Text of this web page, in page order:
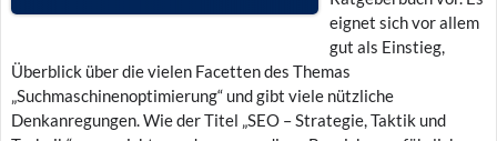
eignet sich vor allem
gut als Einstieg,
Überblick über die vielen Facetten des Themas
„Suchmaschinenoptimierung“ und gibt viele nützliche
Denkanregungen. Wie der Titel „SEO – Strategie, Taktik und